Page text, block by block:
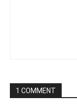
1 COMMENT